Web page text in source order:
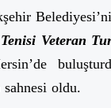
Veteran
sahnesi oldu.